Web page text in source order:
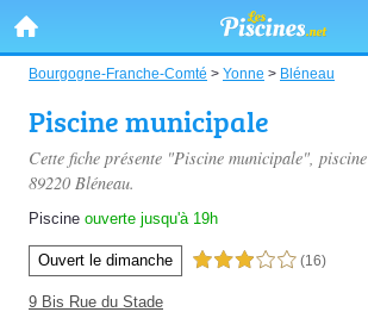
Bourgogne-Franche-Comté > Yonne > Bléneau
Piscine municipale
Cette fiche présente "Piscine municipale",
89220 Bléneau.
Piscine ouverte jusqu'à 19h
Ouvert le dimanche 3,0 étoiles sur 5 (16)
9 Bis Rue du Stade